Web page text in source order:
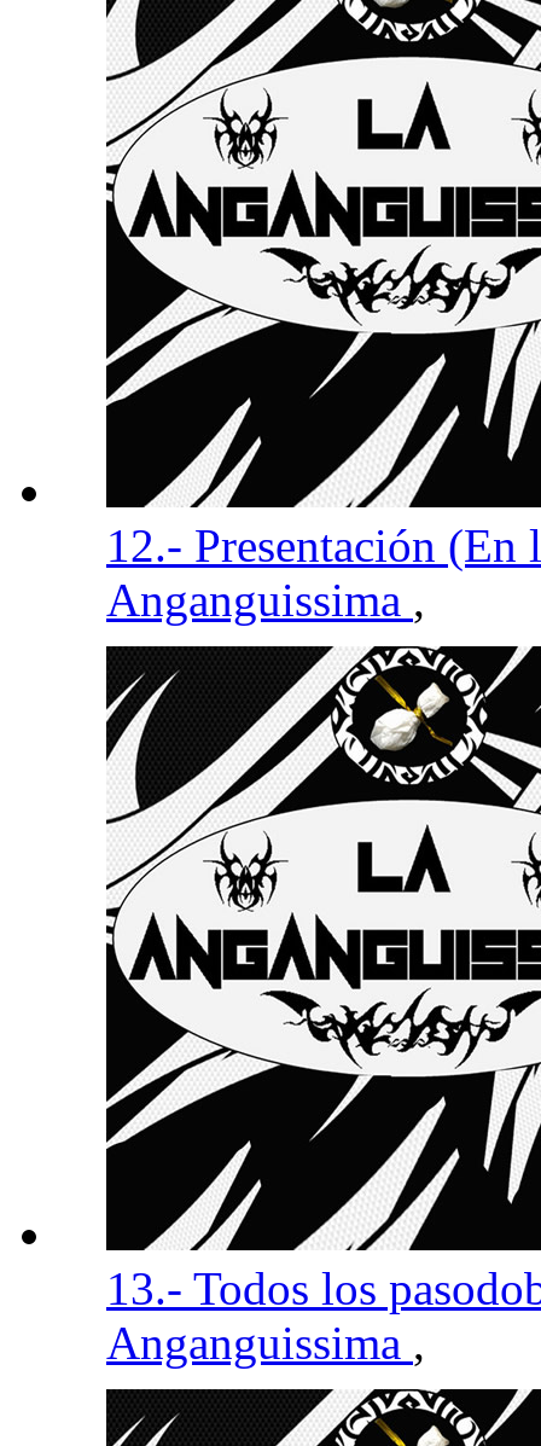
12.- Presentación
Anganguissima ,
13.- Todos los
Anganguissima ,